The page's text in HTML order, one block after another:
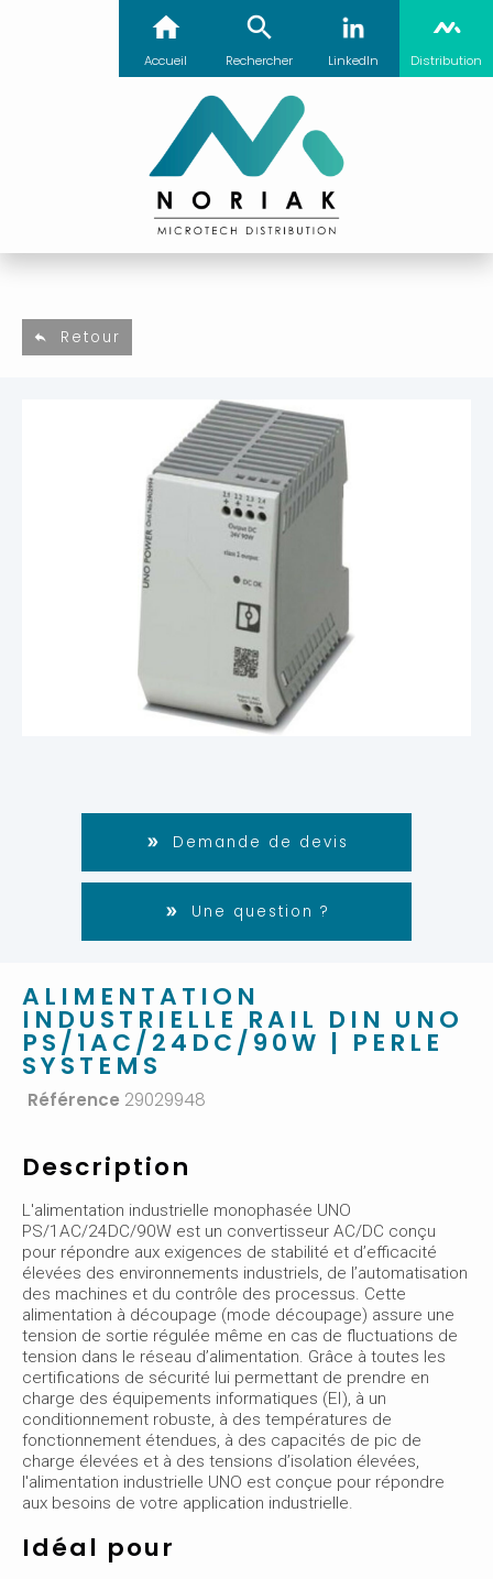
Accueil Rechercher LinkedIn Distribution
Retour
Demande de devis
Une question ?
ALIMENTATION
INDUSTRIELLE RAIL DIN UNO
PS/1AC/24DC/90W | PERLE
SYSTEMS
Référence 29029948
Description
L'alimentation industrielle monophasée UNO
PS/1AC/24DC/90W est un convertisseur AC/DC conçu
pour répondre aux exigences de stabilité et d’efficacité
élevées des environnements industriels, de l’automatisation
des machines et du contrôle des processus. Cette
alimentation à découpage (mode découpage) assure une
tension de sortie régulée même en cas de fluctuations de
tension dans le réseau d’alimentation. Grâce à toutes les
certifications de sécurité lui permettant de prendre en
charge des équipements informatiques (EI), à un
conditionnement robuste, à des températures de
fonctionnement étendues, à des capacités de pic de
charge élevées et à des tensions d’isolation élevées,
l'alimentation industrielle UNO est conçue pour répondre
aux besoins de votre application industrielle.
Idéal pour